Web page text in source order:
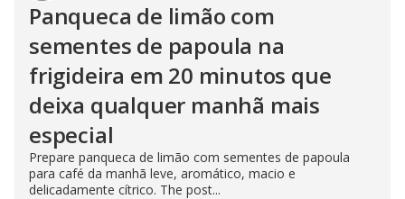
Panqueca de limão com
sementes de papoula na
frigideira em 20 minutos que
deixa qualquer manhã mais
especial
Prepare panqueca de limão com sementes de papoula
para café da manhã leve, aromático, macio e
delicadamente cítrico. The post...